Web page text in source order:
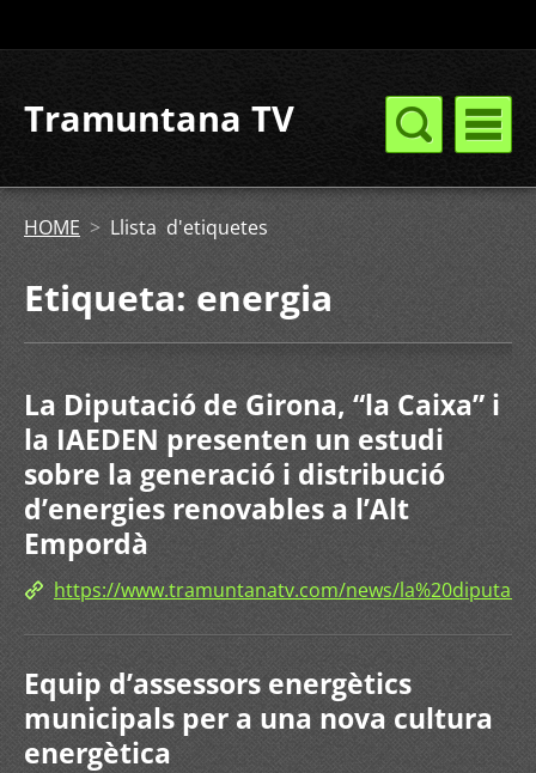
Tramuntana TV
HOME > Llista d'etiquetes
Etiqueta: energia
La Diputació de Girona, “la Caixa” i
la IAEDEN presenten un estudi
sobre la generació i distribució
d’energies renovables a l’Alt
Empordà
https://www.tramuntanatv.com/news/
Equip d’assessors energètics
municipals per a una nova cultura
energètica